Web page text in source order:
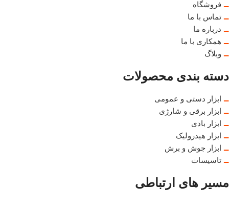
فروشگاه
تماس با ما
درباره ما
همکاری با ما
وبلاگ
دسته بندی محصولات
ابزار دستی و عمومی
ابزار برقی و شارژی
ابزار بادی
ابزار هیدرولیک
ابزار جوش و برش
تاسیسات
مسیر های ارتباطی